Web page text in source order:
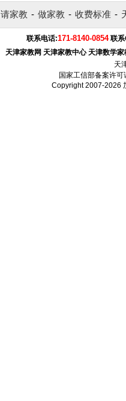
请家教 - 做家教 - 收费标准 -
联系电话:171-8140-0854 联
天津家教网 天津家教中心 天津数学家
天
国家工信部备案许可
Copyright 2007-2026